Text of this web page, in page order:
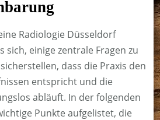
Radiologie Düsseldorf
sich, einige zentrale Fragen zu
dass die Praxis den
entspricht und die
abläuft. In der folgenden
Punkte aufgelistet, die